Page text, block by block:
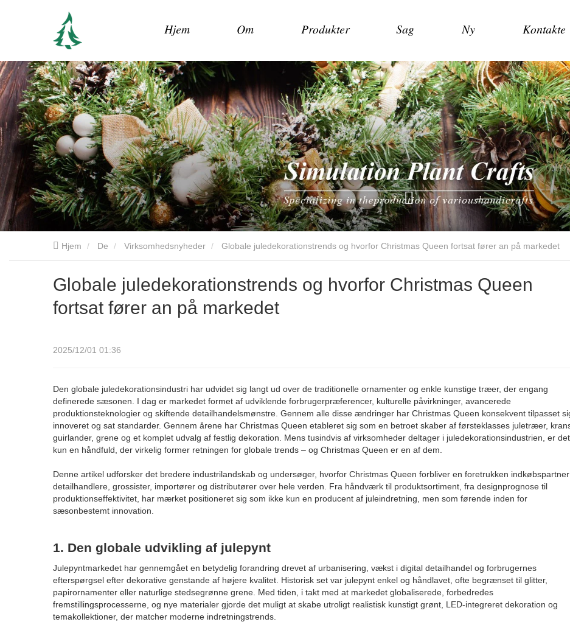
Hjem Om Produkter Sag Ny Kontakte
Hjem De Virksomhedsnyheder Globale juledekorationstrends og hvorfor Christmas Queen fortsat fører an på markedet
Globale juledekorationstrends og hvorfor Christmas Queen
fortsat fører an på markedet
2025/12/01 01:36
Den globale juledekorationsindustri har udvidet sig langt ud over de traditionelle ornamenter og enkle kunstige træer, der engang
definerede sæsonen. I dag er markedet formet af udviklende forbrugerpræferencer, kulturelle påvirkninger, avancerede
produktionsteknologier og skiftende detailhandelsmønstre. Gennem alle disse ændringer har Christmas Queen konsekvent tilpasset
innoveret og sat standarder. Gennem årene har Christmas Queen etableret sig som en betroet skaber af førsteklasses juletræer,
guirlander, grene og et komplet udvalg af festlig dekoration. Mens tusindvis af virksomheder deltager i juledekorationsindustrien, er det
kun en håndfuld, der virkelig former retningen for globale trends – og Christmas Queen er en af ​​dem.
Denne artikel udforsker det bredere industrilandskab og undersøger, hvorfor Christmas Queen forbliver en foretrukken
detailhandlere, grossister, importører og distributører over hele verden. Fra håndværk til produktsortiment, fra designprognose til
produktionseffektivitet, har mærket positioneret sig som ikke kun en producent af juleindretning, men som førende inden for
sæsonbestemt innovation.
1. Den globale udvikling af julepynt
Julepyntmarkedet har gennemgået en betydelig forandring drevet af urbanisering, vækst i digital detailhandel og forbrugernes
efterspørgsel efter dekorative genstande af højere kvalitet. Historisk set var julepynt enkel og håndlavet, ofte begrænset til glitter,
papirornamenter eller naturlige stedsegrønne grene. Med tiden, i takt med at markedet globaliserede, forbedredes
fremstillingsprocesserne, og nye materialer gjorde det muligt at skabe utroligt realistisk kunstigt grønt, LED-integreret dekoration og
temakollektioner, der matcher moderne indretningstrends.